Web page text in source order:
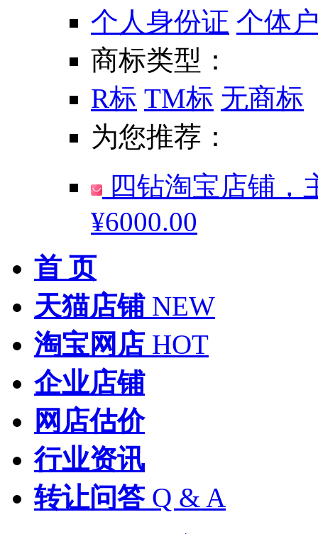
个人身份证 个体
商标类型：
R标 TM标 无商标
为您推荐：
四钻淘宝店铺，
¥6000.00
首 页
天猫店铺 NEW
淘宝网店 HOT
企业店铺
网店估价
行业资讯
转让问答 Q & A